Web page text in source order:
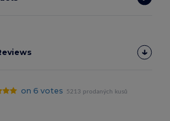
on 6 votes 5213 prodaných kusů